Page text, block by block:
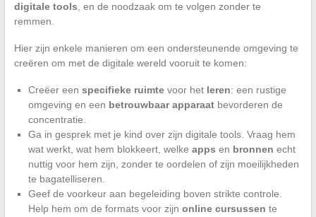
digitale tools , en de noodzaak om te volgen zonder te
remmen.
Hier zijn enkele manieren om een ondersteunende omgeving te
creëren om met de digitale wereld vooruit te komen:
Creëer een specifieke ruimtevoor het leren: een rustige
omgeving en een betrouwbaar apparaatbevorderen de
concentratie.
Ga in gesprek met je kind over zijn digitale tools. Vraag hem
wat werkt, wat hem blokkeert, welke apps en bronnen echt
nuttig voor hem zijn, zonder te oordelen of zijn moeilijkheden
te bagatelliseren.
Geef de voorkeur aan begeleiding boven strikte controle.
Help hem om de formats voor zijn online cursussen te